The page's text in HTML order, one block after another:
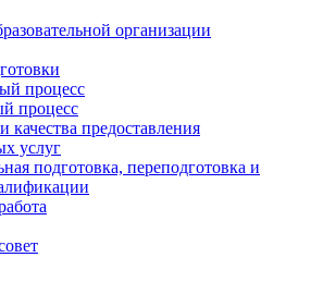
организации
процесс
процесс
качества предоставления
услуг
подготовка, переподготовка и